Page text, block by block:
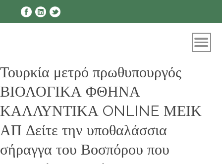
Τουρκία μετρό πρωθυπουργός
ΒΙΟΛΟΓΙΚΑ ΦΘΗΝΑ
ΚΑΛΛΥΝΤΙΚΑ ONLINE ΜΕΙΚ
ΑΠ Δείτε την υποθαλάσσια
σήραγγα του Βοσπόρου που